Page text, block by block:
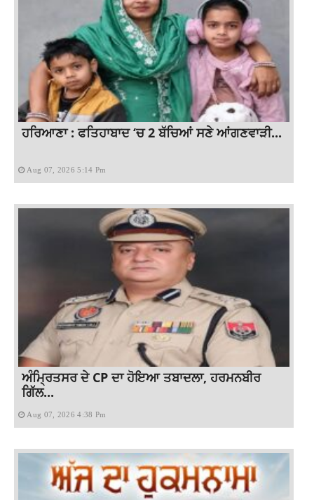
ਹਰਿਆਣਾ : ਫਤਿਹਾਬਾਦ ‘ਚ 2 ਬੱਚਿਆਂ ਸਣੇ ਆਂਗਣਵਾੜੀ...
Aug 07, 2026 5:14 Pm
ਅੰਮ੍ਰਿਤਸਰ ਦੇ CP ਦਾ ਹੋਇਆ ਤਬਾਦਲਾ, ਹਰਮਨਬੀਰ
ਗਿੱਲ...
Aug 07, 2026 4:38 Pm